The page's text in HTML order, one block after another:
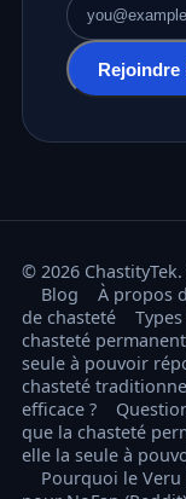
Adresse e-mail
Rejoindre
© 2026
Blog
À propos
de chasteté
chasteté
seule à pouvoir
chasteté
efficace ?
que la chasteté
elle la seule à
Pourquoi le